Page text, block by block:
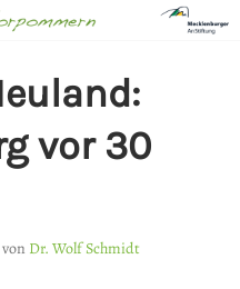
vor 30
von Dr. Wolf Schmidt